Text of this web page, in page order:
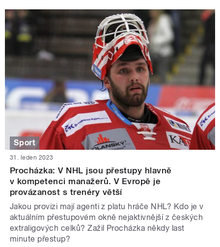
Sport
31. leden 2023
Procházka: V NHL jsou přestupy hlavně
v kompetenci manažerů. V Evropě je
provázanost s trenéry větší
Jakou provizi mají agenti z platu hráče NHL? Kdo je v
aktuálním přestupovém okně nejaktivnější z českých
extraligových celků? Zažil Procházka někdy last
minute přestup?